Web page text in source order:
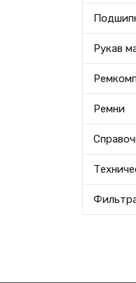
Рукав
Ремни